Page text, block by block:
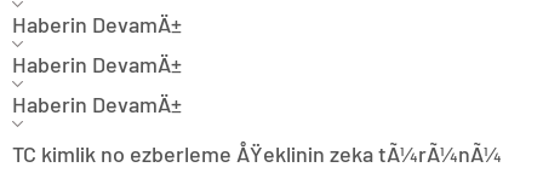
Haberin DevamÄ±
Haberin DevamÄ±
Haberin DevamÄ±
TC kimlik no ezberleme ÅŸeklinin zeka tÃ¼rÃ¼nÃ¼